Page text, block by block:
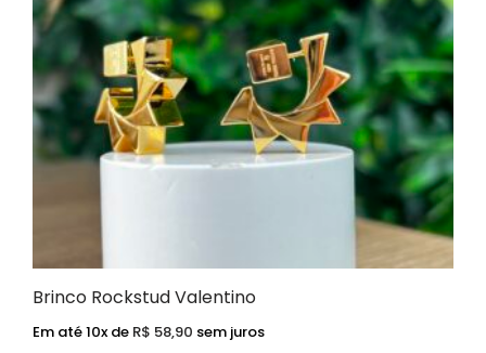
Brinco Rockstud Valentino
Em até 10x de R$ 58,90 sem juros